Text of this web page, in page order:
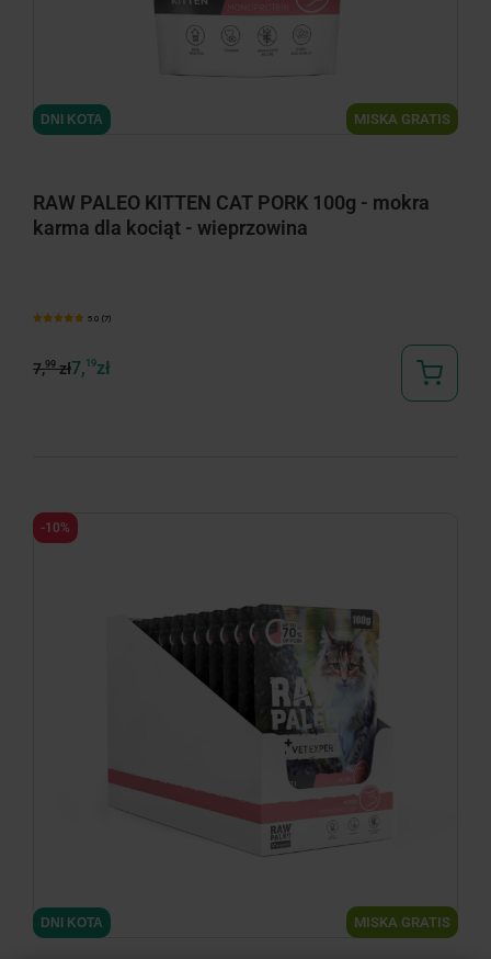
MISKA GRATIS
DNI KOTA
RAW PALEO KITTEN CAT PORK 100g - mokra
karma dla kociąt - wieprzowina
5.0 (7)
7,99zł7, 19zł
MISKA GRATIS
DNI KOTA
-10%